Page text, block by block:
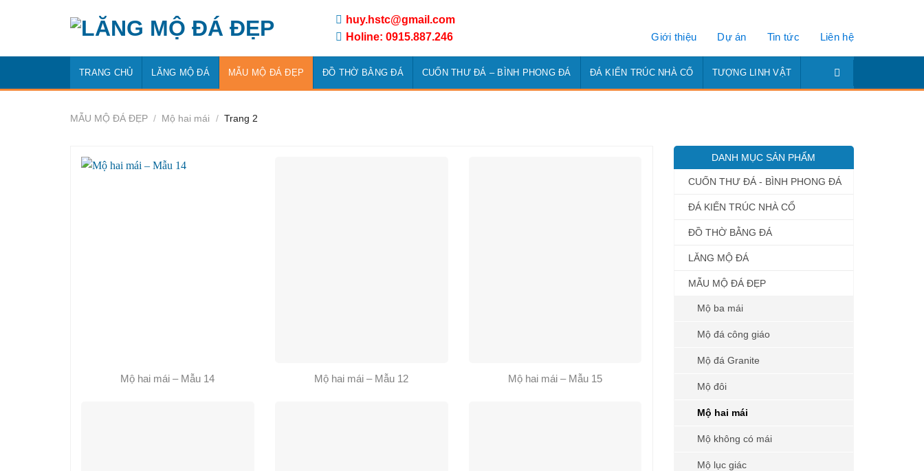
dung
huy.hstc@gmail.com
Holine: 0915.887.246
Giới thiệu Dự án Tin tức Liên hệ
TRANG CHỦ LĂNG MỘ ĐÁ MẪU MỘ ĐÁ ĐẸP ĐỒ THỜ BẰNG ĐÁ CUỐN THƯ ĐÁ – BÌNH PHONG ĐÁ ĐÁ KIẾN TRÚC NHÀ CỔ TƯỢNG LINH VẬT
MẪU MỘ ĐÁ ĐẸP / Mộ hai mái / Trang 2
Mộ hai mái – Mẫu 14 Mộ hai mái – Mẫu 12 Mộ hai mái – Mẫu 15
DANH MỤC SẢN PHẨM
CUỐN THƯ ĐÁ - BÌNH PHONG ĐÁ
ĐÁ KIẾN TRÚC NHÀ CỔ
ĐỒ THỜ BẰNG ĐÁ
LĂNG MỘ ĐÁ
MẪU MỘ ĐÁ ĐẸP
Mộ ba mái
Mộ đá công giáo
Mộ đá Granite
Mộ đôi
Mộ hai mái
Mộ không có mái
Mộ lục giác